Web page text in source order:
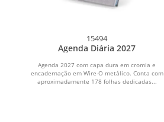
15494
Agenda Diária 2027
Agenda 2027 com capa dura em cromia e
encadernação em Wire-O metálico. Conta com
aproximadamente 178 folhas dedicadas...